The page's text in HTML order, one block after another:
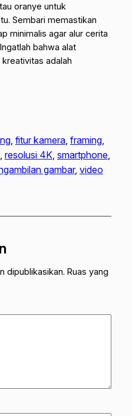
oranye untuk
Sembari memastikan
minimalis agar alur cerita
bahwa alat
adalah
, fitur kamera, framing
, resolusi 4K, smartphone
gambar, video
dipublikasikan. Ruas yang